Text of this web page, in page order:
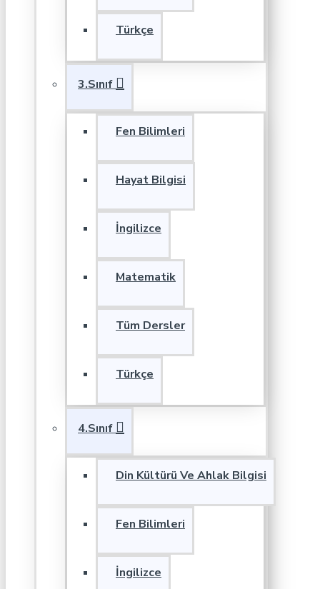
Türkçe
3.Sınıf
Fen Bilimleri
Hayat Bilgisi
İngilizce
Matematik
Tüm Dersler
Türkçe
4.Sınıf
Din Kültürü Ve Ahlak Bilgisi
Fen Bilimleri
İngilizce